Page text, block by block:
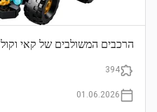
הרכבים המשולבים של קאי וקול
394
01.06.2026